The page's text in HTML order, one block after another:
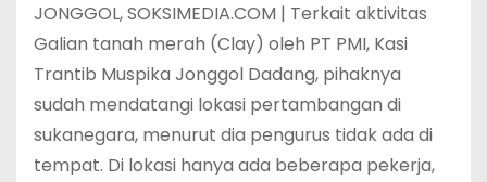
JONGGOL, SOKSIMEDIA.COM | Terkait aktivitas
Galian tanah merah (Clay) oleh PT PMI, Kasi
Trantib Muspika Jonggol Dadang, pihaknya
sudah mendatangi lokasi pertambangan di
sukanegara, menurut dia pengurus tidak ada di
tempat. Di lokasi hanya ada beberapa pekerja,